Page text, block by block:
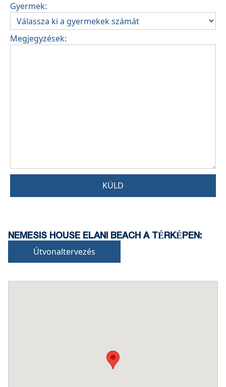
Gyermek:
Megjegyzések:
KÜLD
NEMESIS HOUSE ELANI BEACH A TÉRKÉPEN:
Útvonaltervezés